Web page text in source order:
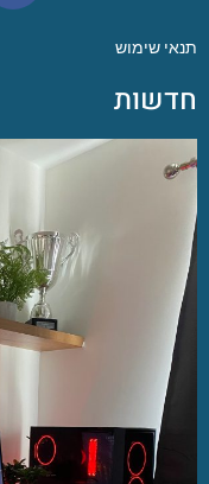
תנאי שימוש
חדשות